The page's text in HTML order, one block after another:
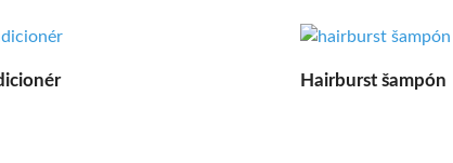
Hairburst šampón